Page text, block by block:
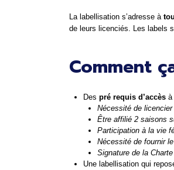
La labellisation s’adresse à
de leurs licenciés. Les labels
Comment
Des pré requis d’accès à
Nécessité de
Être affilié 2 saisons
Participation à la vie
Nécessité de fournir
Signature de la
Une labellisation qui